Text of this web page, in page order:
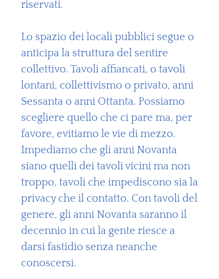
riservati.
Lo spazio dei locali pubblici segue o
anticipa la struttura del sentire
collettivo. Tavoli affiancati, o tavoli
lontani, collettivismo o privato, anni
Sessanta o anni Ottanta. Possiamo
scegliere quello che ci pare ma, per
favore, evitiamo le vie di mezzo.
Impediamo che gli anni Novanta
siano quelli dei tavoli vicini ma non
troppo, tavoli che impediscono sia la
privacy che il contatto. Con tavoli del
genere, gli anni Novanta saranno il
decennio in cui la gente riesce a
darsi fastidio senza neanche
conoscersi.